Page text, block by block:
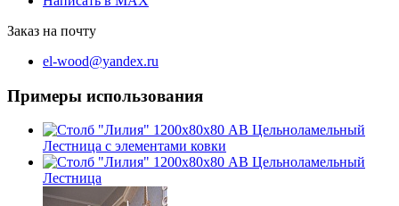
Заказ на почту
el-wood@yandex.ru
Примеры использования
Лестница с элементами ковки
Лестница